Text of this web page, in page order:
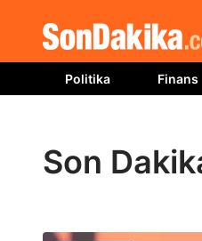
Politika Finans
Son